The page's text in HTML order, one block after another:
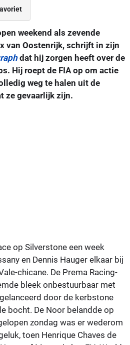
weekend als zevende
van Oostenrijk, schrijft in zijn
dat hij zorgen heeft over de
Hij roept de FIA op om actie
weg te halen uit de
ze gevaarlijk zijn.
op Silverstone een week
en Dennis Hauger elkaar bij
chicane. De Prema Racing-
bleek onbestuurbaar met
door de kerbstone
bocht. De Noor belandde op
zondag was er wederom
toen Henrique Chaves de